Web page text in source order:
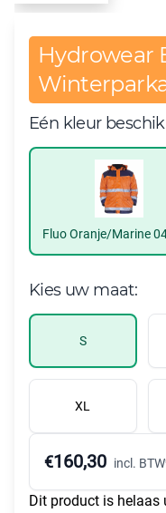
Hydrowear
Eén kleur
Fluo Oranje/Marine
Kies uw maat:
S
XL
€160,30 incl. BTW
Dit product is helaas